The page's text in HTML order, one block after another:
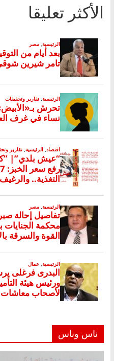
الأكثر تعليقا
ناس وناس